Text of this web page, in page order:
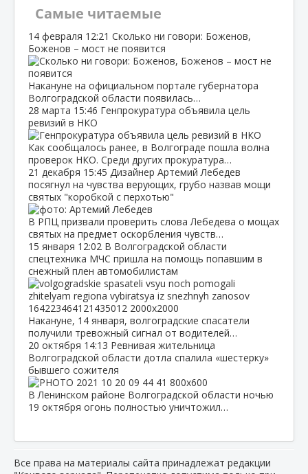
Самые читаемые
14 февраля 12:21 Сколько ни говори: Боженов,
Боженов – мост не появится
Накануне на официальном портале губернатора
Волгоградской области появилась…
28 марта 15:46 Генпрокуратура объявила цель
ревизий в НКО
Как сообщалось ранее, в Волгограде пошла волна
проверок НКО. Среди других прокуратура…
21 декабря 15:45 Дизайнер Артемий Лебедев
посягнул на чувства верующих, грубо назвав мощи
святых "коробкой с перхотью"
В РПЦ призвали проверить слова Лебедева о мощах
святых на предмет оскорбления чувств…
15 января 12:02 В Волгоградской области
спецтехника МЧС пришла на помощь попавшим в
снежный плен автомобилистам
Накануне, 14 января, волгоградские спасатели
получили тревожный сигнал от водителей…
20 октября 14:13 Ревнивая жительница
Волгоградской области дотла спалила «шестерку»
бывшего сожителя
В Ленинском районе Волгоградской области ночью
19 октября огонь полностью уничтожил…
Все права на материалы сайта принадлежат редакции